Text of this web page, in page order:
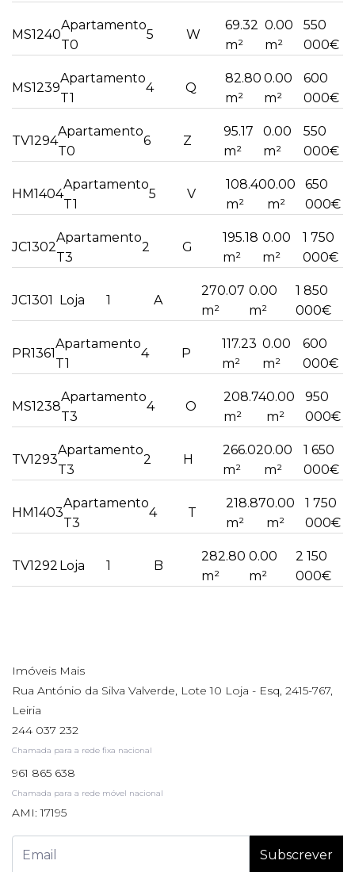
MS1240
Apartamento
T0
5 W
69.32
m²
0.00
m²
550
000€
MS1239
Apartamento
T1
4 Q
82.80
m²
0.00
m²
600
000€
TV1294
Apartamento
T0
6 Z
95.17
m²
0.00
m²
550
000€
HM1404
Apartamento
T1
5 V
108.40
m²
0.00
m²
650
000€
JC1302
Apartamento
T3
2 G
195.18
m²
0.00
m²
1 750
000€
JC1301 Loja 1 A
270.07
m²
0.00
m²
1 850
000€
PR1361
Apartamento
T1
4 P
117.23
m²
0.00
m²
600
000€
MS1238
Apartamento
T3
4 O
208.74
m²
0.00
m²
950
000€
TV1293
Apartamento
T3
2 H
266.02
m²
0.00
m²
1 650
000€
HM1403
Apartamento
T3
4 T
218.87
m²
0.00
m²
1 750
000€
TV1292 Loja 1 B
282.80
m²
0.00
m²
2 150
000€
Imóveis Mais
Rua António da Silva Valverde, Lote 10 Loja - Esq, 2415-767,
Leiria
244 037 232
Chamada para a rede fixa nacional
961 865 638
Chamada para a rede móvel nacional
AMI: 17195
Subscrever